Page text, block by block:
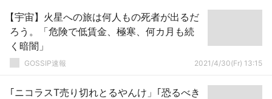
【宇宙】火星への旅は何人もの死者が出るだ
ろう。「危険で低賃金、極寒、何カ月も続
く暗闇」
GOSSIP速報 2021/4/30(Fr) 13:15
｢ニコラスT売り切れとるやんけ」｢恐るべき